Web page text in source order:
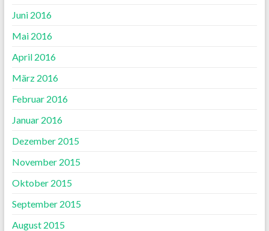
Juni 2016
Mai 2016
April 2016
März 2016
Februar 2016
Januar 2016
Dezember 2015
November 2015
Oktober 2015
September 2015
August 2015